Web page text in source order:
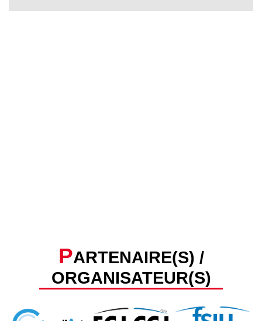
PARTENAIRE(S) /
ORGANISATEUR(S)